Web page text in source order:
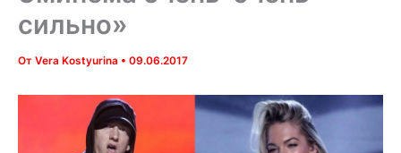
сильно»
От Vera Kostyurina • 09.06.2017